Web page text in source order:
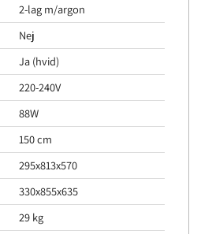
2-lag m/argon
Nej
Ja (hvid)
220-240V
88W
150 cm
295x813x570
330x855x635
29 kg